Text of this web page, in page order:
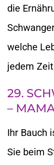
die
welche
jedem
29.
–
Ihr Bauch
Sie beim